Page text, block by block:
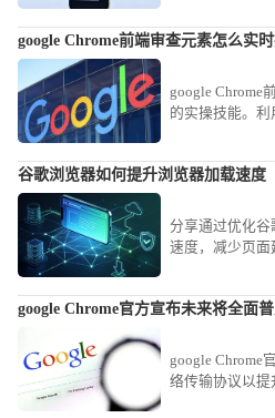
google Chrome前端审查元素怎么实
google Chrome
的实操技能。利
谷歌浏览器如何提升浏览器加载速度
分享通过优化
速度，减少页
google Chrome官方宣布未来将全面
google Chrome
络传输协议以提